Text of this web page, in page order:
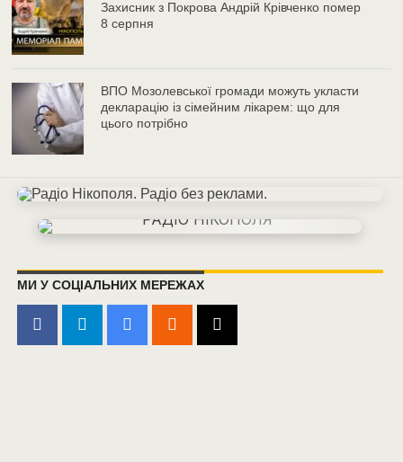
Захисник з Покрова Андрій Крівченко помер
8 серпня
ВПО Мозолевської громади можуть укласти
декларацію із сімейним лікарем: що для
цього потрібно
МИ У СОЦІАЛЬНИХ МЕРЕЖАХ